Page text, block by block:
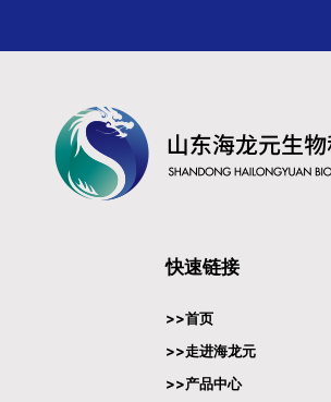
快速链接
>>首页
>>走进海龙元
>>产品中心